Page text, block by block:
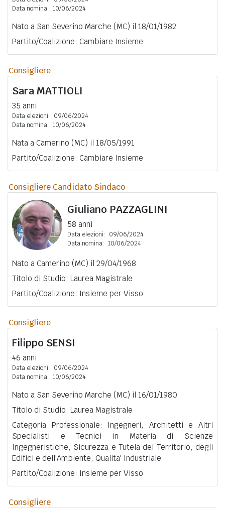
Data nomina: 10/06/2024
Nato a San Severino Marche (MC) il 18/01/1982
Partito/Coalizione: Cambiare Insieme
Consigliere
Sara MATTIOLI
35 anni
Data elezioni:
09/06/2024
Data nomina: 10/06/2024
Nata a Camerino (MC) il 18/05/1991
Partito/Coalizione: Cambiare Insieme
Consigliere Candidato Sindaco
Giuliano PAZZAGLINI
58 anni
Data elezioni:
09/06/2024
Data nomina: 10/06/2024
Nato a Camerino (MC) il 29/04/1968
Titolo di Studio: Laurea Magistrale
Partito/Coalizione: Insieme per Visso
Consigliere
Filippo SENSI
46 anni
Data elezioni:
09/06/2024
Data nomina: 10/06/2024
Nato a San Severino Marche (MC) il 16/01/1980
Titolo di Studio: Laurea Magistrale
Categoria Professionale: Ingegneri, Architetti e Altri
Specialisti e Tecnici in Materia di Scienze
Ingegneristiche, Sicurezza e Tutela del Territorio, degli
Edifici e dell'Ambiente, Qualita' Industriale
Partito/Coalizione: Insieme per Visso
Consigliere